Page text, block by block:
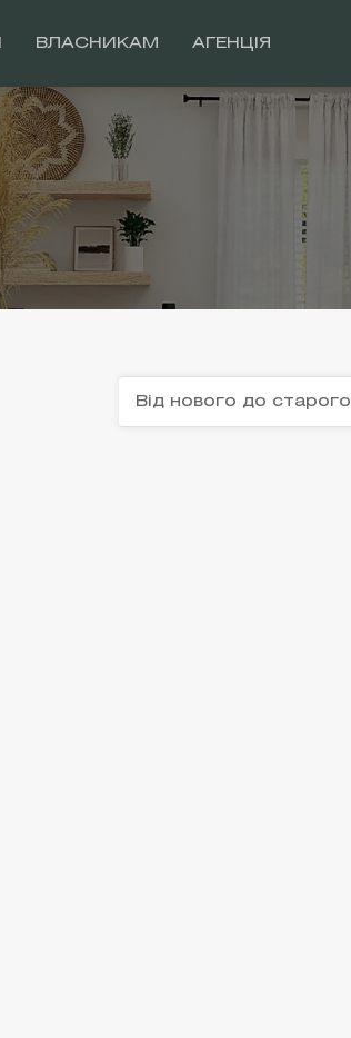
ВЛАСНИКАМ АГЕНЦІЯ
Від нового до старого